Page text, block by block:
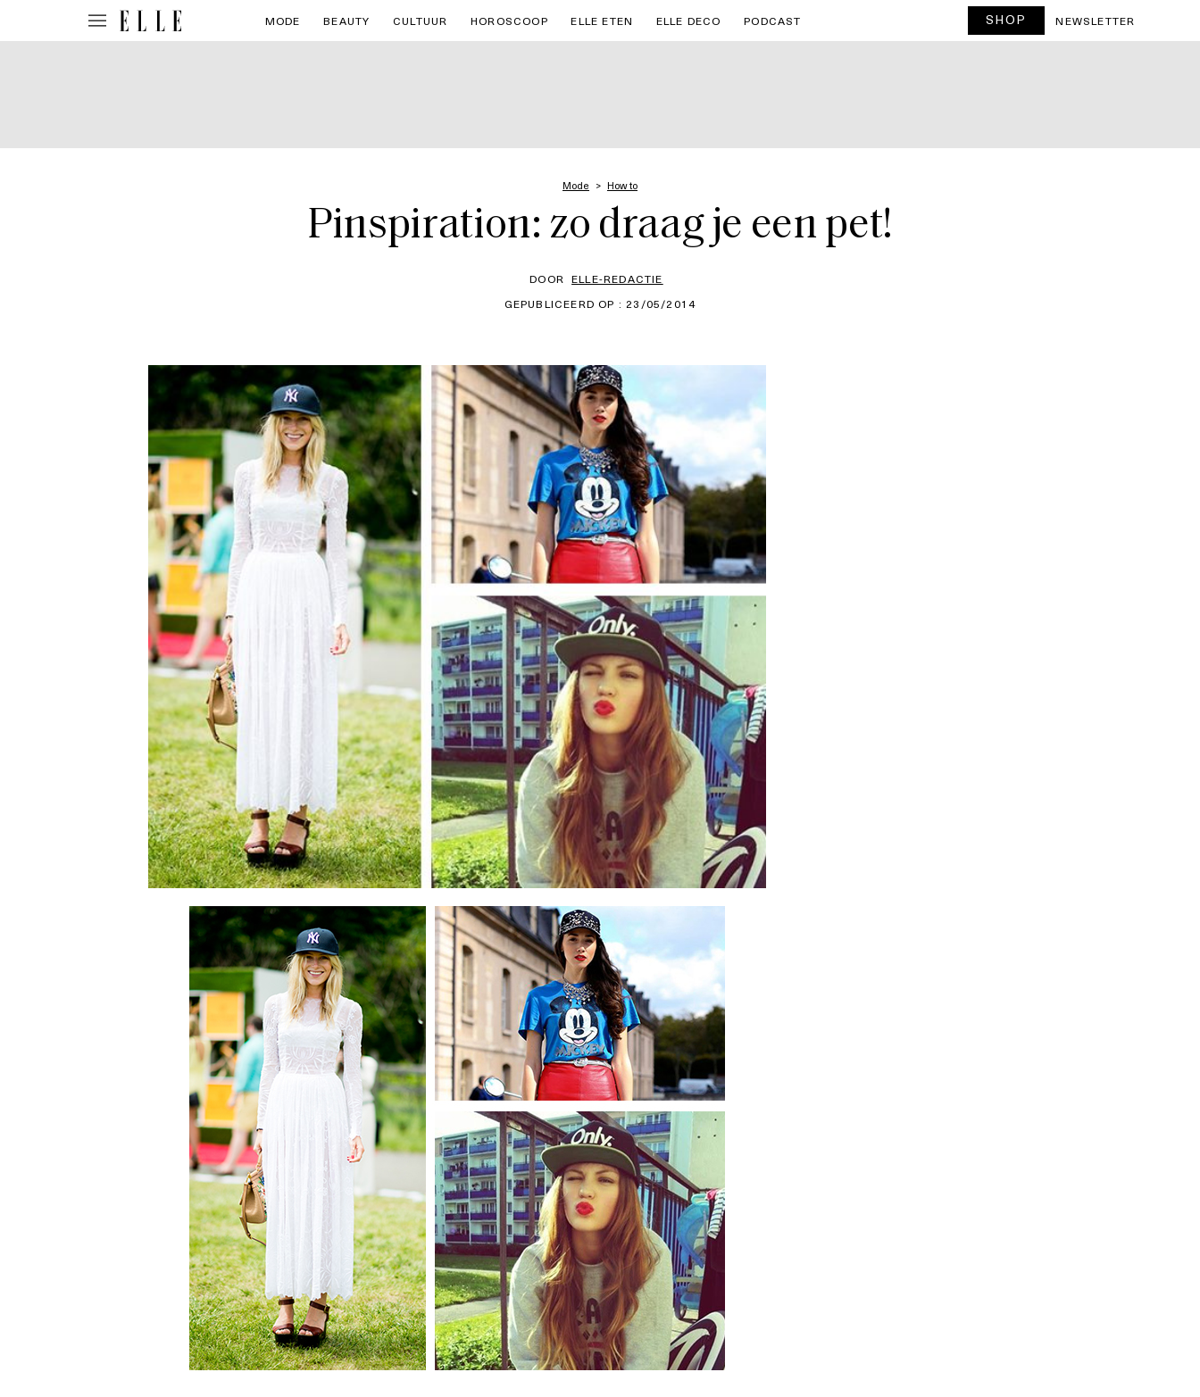
MODE BEAUTY CULTUUR HOROSCOOP ELLE ETEN ELLE DECO PODCAST SHOP NEWSLETTER
Mode How to
Pinspiration: zo draag je een pet!
DOOR ELLE-REDACTIE
GEPUBLICEERD OP : 23/05/2014